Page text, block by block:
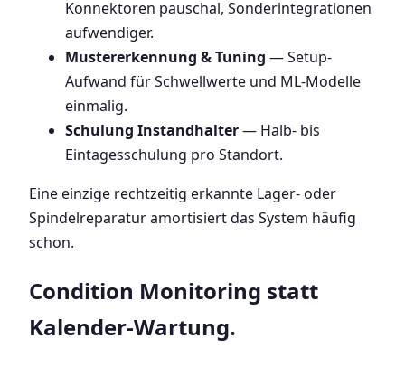
Konnektoren pauschal, Sonderintegrationen
aufwendiger.
Mustererkennung & Tuning — Setup-
Aufwand für Schwellwerte und ML-Modelle
einmalig.
Schulung Instandhalter— Halb- bis
Eintagesschulung pro Standort.
Eine einzige rechtzeitig erkannte Lager- oder
Spindelreparatur amortisiert das System häufig
schon.
Condition Monitoring statt
Kalender-Wartung.